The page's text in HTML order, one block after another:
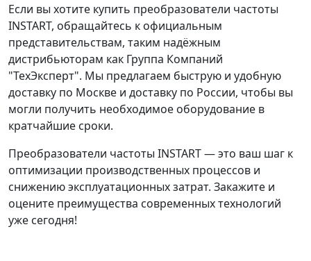
Если вы хотите купить преобразователи частоты
INSTART, обращайтесь к официальным
представительствам, таким надёжным
дистрибьюторам как Группа Компаний
"ТехЭксперт". Мы предлагаем быструю и удобную
доставку по Москве и доставку по России, чтобы вы
могли получить необходимое оборудование в
кратчайшие сроки.
Преобразователи частоты INSTART — это ваш шаг к
оптимизации производственных процессов и
снижению эксплуатационных затрат. Закажите и
оцените преимущества современных технологий
уже сегодня!